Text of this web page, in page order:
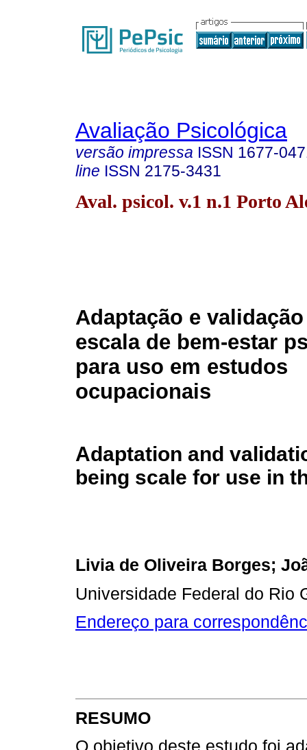
Avaliação Psicológica
versão impressa ISSN 1677-
line ISSN 2175-3431
Aval. psicol. v.1 n.1 Porto
Adaptação e
escala de bem-estar
para uso em estudos
ocupacionais
Adaptation and
being scale for use in
Livia de Oliveira Borges;
Universidade Federal do Rio
Endereço para
RESUMO
O objetivo deste estudo foi